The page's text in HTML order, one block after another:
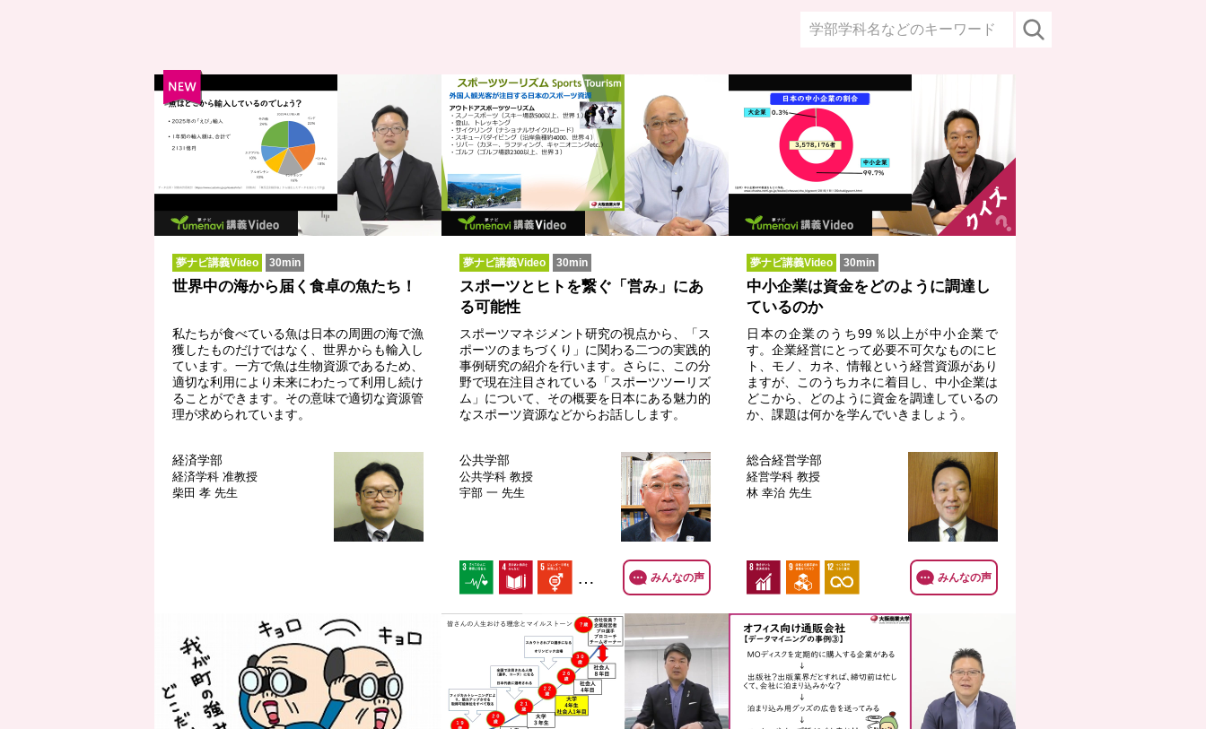
夢ナビ講義Video 30min
世界中の海から届く食卓の魚たち！
私たちが食べている魚は日本の周囲の海で漁
獲したものだけではなく、世界からも輸入し
ています。一方で魚は生物資源であるため、
適切な利用により未来にわたって利用し続け
ることができます。その意味で適切な資源管
理が求められています。
経済学部
経済学科 准教授
柴田 孝 先生
夢ナビ講義Video 30min
スポーツとヒトを繋ぐ「営み」にあ
る可能性
スポーツマネジメント研究の視点から、「ス
ポーツのまちづくり」に関わる二つの実践的
事例研究の紹介を行います。さらに、この分
野で現在注目されている「スポーツツーリズ
ム」について、その概要を日本にある魅力的
なスポーツ資源などからお話しします。
公共学部
公共学科 教授
宇部 一 先生
… みんなの声
夢ナビ講義Video 30min
中小企業は資金をどのように調達し
ているのか
日本の企業のうち99％以上が中小企業で
す。企業経営にとって必要不可欠なものにヒ
ト、モノ、カネ、情報という経営資源があり
ますが、このうちカネに着目し、中小企業は
どこから、どのように資金を調達しているの
か、課題は何かを学んでいきましょう。
総合経営学部
経営学科 教授
林 幸治 先生
みんなの声